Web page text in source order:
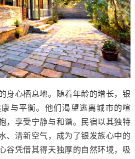
心栖息地。随着年龄的增长，银
与平衡。他们渴望逃离城市的喧
，享受宁静与和谐。民宿以其独特
、清新空气，成为了银发族心中的
谷凭借其得天独厚的自然环境，吸